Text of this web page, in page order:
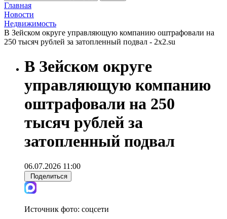
Главная
Новости
Недвижимость
В Зейском округе управляющую компанию оштрафовали на
250 тысяч рублей за затопленный подвал - 2x2.su
В Зейском округе
управляющую компанию
оштрафовали на 250
тысяч рублей за
затопленный подвал
06.07.2026 11:00
Поделиться
Источник фото: соцсети